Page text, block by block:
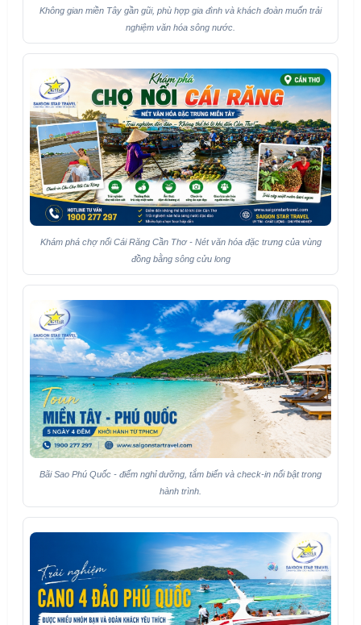
Không gian miền Tây gần gũi, phù hợp gia đình và khách đoàn muốn trải
nghiệm văn hóa sông nước.
Khám phá chợ nổi Cái Răng Cần Thơ - Nét văn hóa đặc trưng của vùng
đồng bằng sông cửu long
Bãi Sao Phú Quốc - điểm nghỉ dưỡng, tắm biển và check-in nổi bật trong
hành trình.